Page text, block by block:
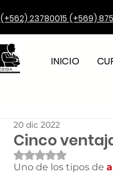
(+562) 23780015 (+569)
INICIO
Cinco
20 dic 2022
Obtuvo NaN de 5
Uno de los tipos de